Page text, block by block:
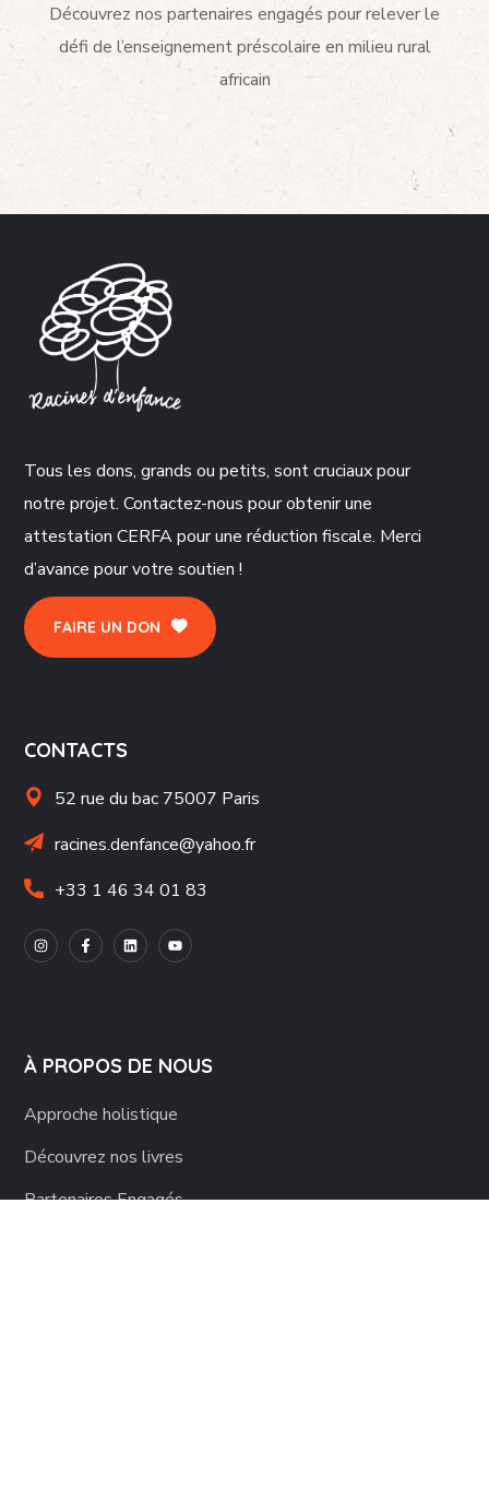
Découvrez nos partenaires engagés pour relever le
défi de l’enseignement préscolaire en milieu rural
africain
Tous les dons, grands ou petits, sont cruciaux pour
notre projet. Contactez-nous pour obtenir une
attestation CERFA pour une réduction fiscale. Merci
d’avance pour votre soutien !
FAIRE UN DON
CONTACTS
52 rue du bac 75007 Paris
racines.denfance@yahoo.fr
+33 1 46 34 01 83
À PROPOS DE NOUS
Approche holistique
Découvrez nos livres
Partenaires Engagés